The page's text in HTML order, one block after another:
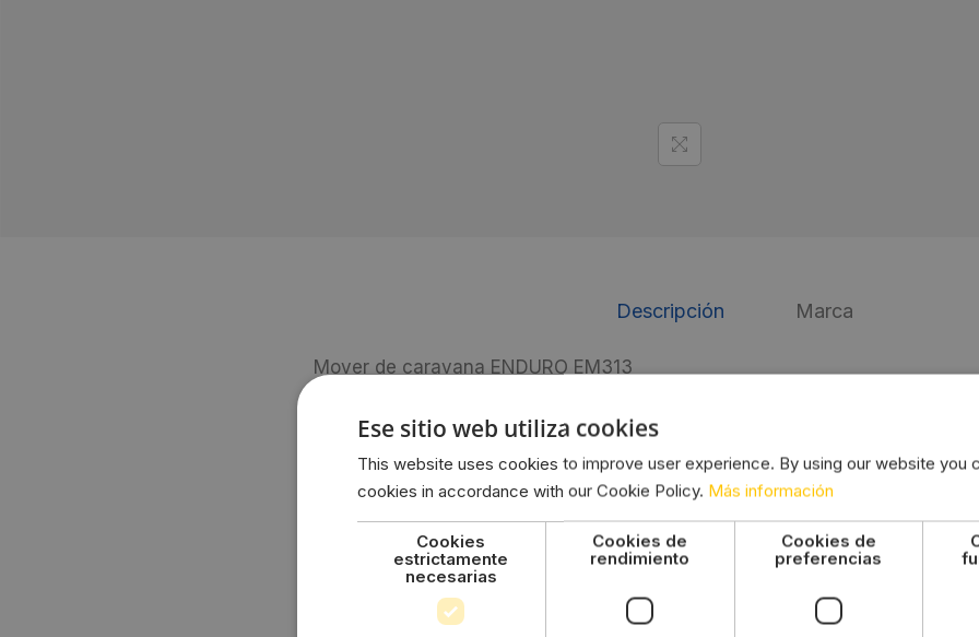
Descripción Marca
Mover de caravana ENDURO EM313
mejoras para ofrecerle cada vez más rendimiento y facilidad Estos nuevos
– una mejor protección del suelo que permite la instalación de numerosas
– una motorización y transmisión mejoradas: el sistema es más potente,
menos ruidoso
– un nuevo guijarro de accionamiento de 70mm de diámetro reenfocado en
para un mejor contacto con
Ese sitio web utiliza cookies
This website uses cookies to improve user experience. By using our website you
cookies in accordance with our Cookie Policy. Más información
Cookies
estrictamente
necesarias
Cookies de
rendimiento
Cookies de
preferencias